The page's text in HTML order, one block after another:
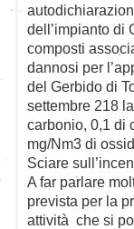
dell’impianto di
composti
dannosi per
del Gerbido di
settembre 218
carbonio, 0,1 di
mg/Nm3 di
Sciare
A far parlare
prevista per la
attività che si